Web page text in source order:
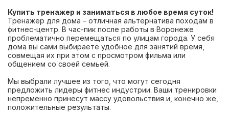
Купить тренажер и заниматься в любое время суток!
Тренажер для дома – отличная альтернатива походам в
фитнес-центр. В час-пик после работы в Воронеже
проблематично перемещаться по улицам города. У себя
дома вы сами выбираете удобное для занятий время,
совмещая их при этом с просмотром фильма или
общением со своей семьей.
Мы выбрали лучшее из того, что могут сегодня
предложить лидеры фитнес индустрии. Ваши тренировки
непременно принесут массу удовольствия и, конечно же,
положительные результаты.